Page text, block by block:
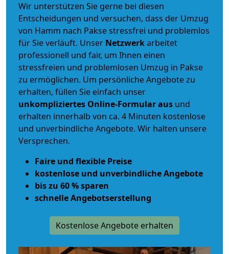
Wir unterstützen Sie gerne bei diesen
Entscheidungen und versuchen, dass der Umzug
von Hamm nach Pakse stressfrei und problemlos
für Sie verläuft. Unser Netzwerkarbeitet
professionell und fair, um Ihnen einen
stressfreien und problemlosen Umzug in Pakse
zu ermöglichen. Um persönliche Angebote zu
erhalten, füllen Sie einfach unser
unkompliziertes Online-Formular aus und
erhalten innerhalb von ca. 4 Minuten kostenlose
und unverbindliche Angebote. Wir halten unsere
Versprechen.
Faire und flexible Preise
kostenlose und unverbindliche Angebote
bis zu 60 % sparen
schnelle Angebotserstellung
Kostenlose Angebote erhalten